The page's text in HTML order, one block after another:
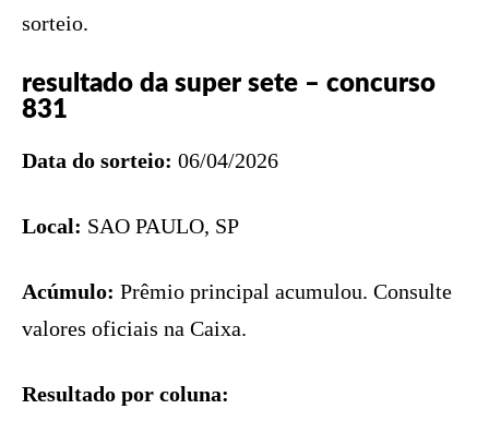
sorteio.
resultado da super sete – concurso
831
Data do sorteio: 06/04/2026
Local: SAO PAULO, SP
Acúmulo: Prêmio principal acumulou. Consulte
valores oficiais na Caixa.
Resultado por coluna: